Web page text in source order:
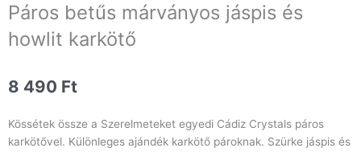
Páros betűs márványos jáspis és
howlit karkötő
8 490 Ft
Kössétek össze a Szerelmeteket egyedi Cádiz Crystals páros
karkötővel. Különleges ajándék karkötő pároknak. Szürke jáspis és